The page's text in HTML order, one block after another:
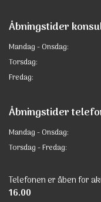
Åbningstider
Mandag - Onsdag:
Torsdag:
Fredag:
Åbningstider
Mandag - Onsdag:
Torsdag - Fredag:
Telefonen er åben for
16.00